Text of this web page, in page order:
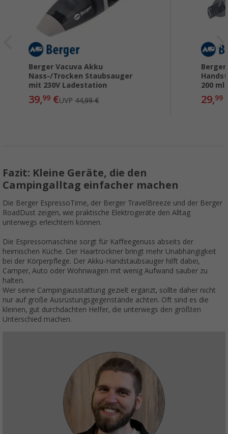
Berger Vacuva Akku
Nass-/Trocken Staubsauger
mit 230V Ladestation
39,99 €UVP44,99 €
Berger
200 ml
29,99
Fazit: Kleine Geräte, die den
Campingalltag einfacher machen
Die Berger EspressoTime, der Berger TravelBreeze und der Berger
RoadDust zeigen, wie praktische Elektrogeräte den Alltag
unterwegs erleichtern können.
Die Espressomaschine sorgt für Kaffeegenuss abseits der
heimischen Küche. Der Haartrockner bringt mehr Unabhängigkeit
bei der Körperpflege. Der Akku-Handstaubsauger hilft dabei,
Camper, Auto oder Wohnwagen mit wenig Aufwand sauber zu
halten.
Wer seine Campingausstattung gezielt ergänzt, sollte daher nicht
nur auf große Ausrüstungsgegenstände achten. Oft sind es die
kleinen, gut durchdachten Helfer, die unterwegs den größten
Unterschied machen.